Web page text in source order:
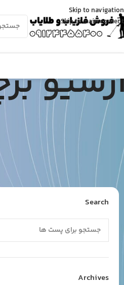
Skip to navigation
Skip to main content
Search
Archives